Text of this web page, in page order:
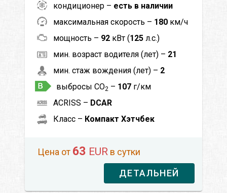
кондиционер – есть в наличии
максимальная скорость – 180 км/ч
мощность – 92 кВт (125 л.с.)
мин. возраст водителя (лет) – 21
мин. стаж вождения (лет) – 2
выбросы CO2 – 107 г/км
ACRISS – DCAR
Класс – Компакт Хэтчбек
Цена от 63 EUR в сутки
ДЕТАЛЬНЕЙ